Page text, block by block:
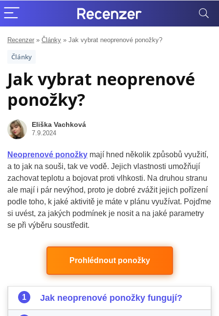
Recenzer » Články » Jak vybrat neoprenové ponožky?
Články
Jak vybrat neoprenové
ponožky?
Eliška Vachková
7.9.2024
Neoprenové ponožky mají hned několik způsobů využití,
a to jak na souši, tak ve vodě. Jejich vlastnosti umožňují
zachovat teplotu a bojovat proti vlhkosti. Na druhou stranu
ale mají i pár nevýhod, proto je dobré zvážit jejich pořízení
podle toho, k jaké aktivitě je máte v plánu využívat. Pojďme
si uvést, za jakých podmínek je nosit a na jaké parametry
se při výběru soustředit.
Prohlédnout ponožky
Jak neoprenové ponožky fungují?